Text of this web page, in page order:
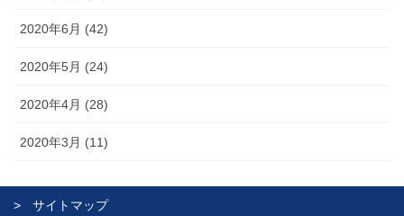
2020年6月 (42)
2020年5月 (24)
2020年4月 (28)
2020年3月 (11)
サイトマップ